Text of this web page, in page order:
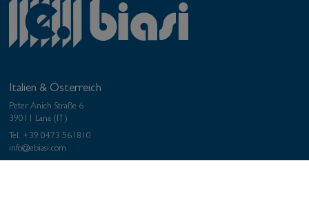
Italien & Österreich
Peter Anich Straße 6
39011 Lana (IT)
Tel. +39 0473 561810
info@ebiasi.com